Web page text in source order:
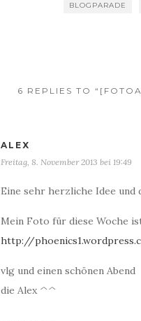
BLOGPARADE
6 REPLIES TO
ALEX
Freitag, 8. November 2013 bei 19:49
Eine sehr herzliche Idee und
Mein Foto für diese Woche
http://
vlg und einen schönen Abend
die Alex ^^